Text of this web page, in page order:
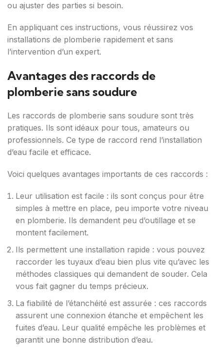
ou ajuster des parties si besoin.
En appliquant ces instructions, vous réussirez vos
installations de plomberie rapidement et sans
l’intervention d’un expert.
Avantages des raccords de
plomberie sans soudure
Les raccords de plomberie sans soudure sont très
pratiques. Ils sont idéaux pour tous, amateurs ou
professionnels. Ce type de raccord rend l’installation
d’eau facile et efficace.
Voici quelques avantages importants de ces raccords :
Leur utilisation est facile : ils sont conçus pour être
simples à mettre en place, peu importe votre niveau
en plomberie. Ils demandent peu d’outillage et se
montent facilement.
Ils permettent une installation rapide : vous pouvez
raccorder les tuyaux d’eau bien plus vite qu’avec les
méthodes classiques qui demandent de souder. Cela
vous fait gagner du temps précieux.
La fiabilité de l’étanchéité est assurée : ces raccords
assurent une connexion étanche et empêchent les
fuites d’eau. Leur qualité empêche les problèmes et
garantit une bonne distribution d’eau.